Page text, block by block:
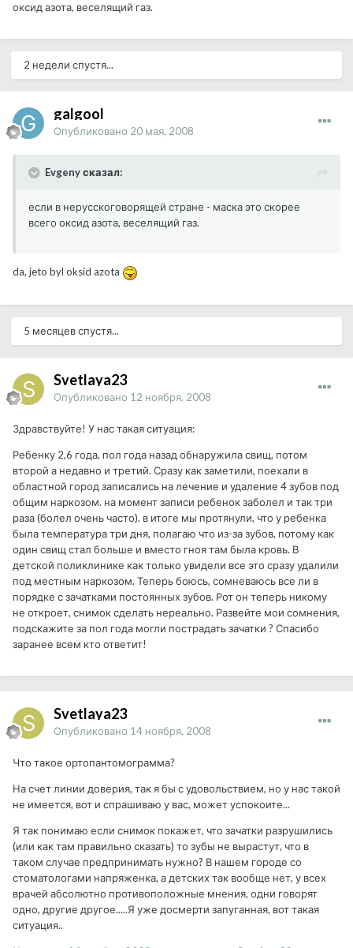
оксид азота, веселящий газ.
2 недели спустя...
galgool
Опубликовано 20 мая, 2008
Evgeny сказал:
если в нерусскоговорящей стране - маска это скорее
всего оксид азота, веселящий газ.
da, jeto byl oksid azota
5 месяцев спустя...
Svetlaya23
Опубликовано 12 ноября, 2008
Здравствуйте! У нас такая ситуация:
Ребенку 2,6 года, пол года назад обнаружила свищ, потом
второй а недавно и третий. Сразу как заметили, поехали в
областной город записались на лечение и удаление 4 зубов под
общим наркозом. на момент записи ребенок заболел и так три
раза (болел очень часто). в итоге мы протянули, что у ребенка
была температура три дня, полагаю что из-за зубов, потому как
один свищ стал больше и вместо гноя там была кровь. В
детской поликлинике как только увидели все это сразу удалили
под местным наркозом. Теперь боюсь, сомневаюсь все ли в
порядке с зачатками постоянных зубов. Рот он теперь никому
не откроет, снимок сделать нереально. Развейте мои сомнения,
подскажите за пол года могли пострадать зачатки ? Спасибо
заранее всем кто ответит!
Svetlaya23
Опубликовано 14 ноября, 2008
Что такое ортопантомограмма?
На счет линии доверия, так я бы с удовольствием, но у нас такой
не имеется, вот и спрашиваю у вас, может успокоите...
Я так понимаю если снимок покажет, что зачатки разрушились
(или как там правильно сказать) то зубы не вырастут, что в
таком случае предпринимать нужно? В нашем городе со
стоматологами напряженка, а детских так вообще нет, у всех
врачей абсолютно противоположные мнения, одни говорят
одно, другие другое.....Я уже досмерти запуганная, вот такая
ситуация..